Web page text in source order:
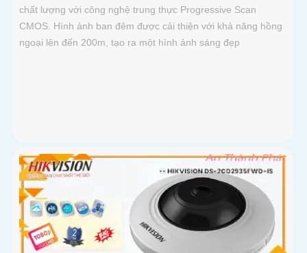
chất lượng với công nghệ trung thực Progressive Scan
CMOS. Hình ảnh ban đêm được cải thiện với khả năng hồng
ngoại lên đến 200m, tạo ra một hình ảnh sáng đẹp